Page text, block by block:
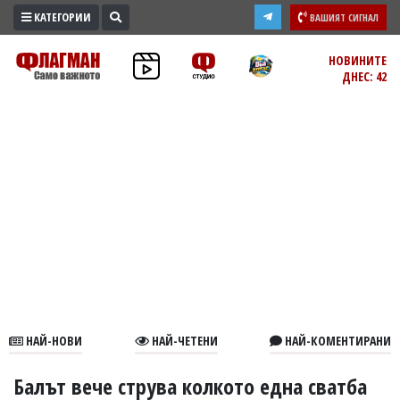
ПРОМО
ЗОНА
В
КАТЕГОРИИ ВАШИЯТ СИГНАЛ
НОВИНИТЕ
ДНЕС: 42
НАЙ-НОВИ НАЙ-ЧЕТЕНИ НАЙ-КОМЕНТИРАНИ
Балът вече струва колкото една сватба